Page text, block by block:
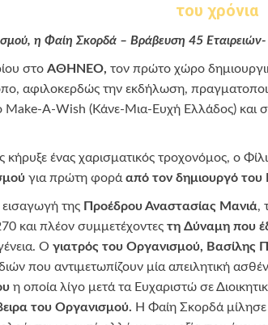
του χρόνια
η Φαίη Σκορδά – Βράβευση 45
στο ΑΘΗΝΕΟ, τον πρώτο χώρο
αφιλοκερδώς την εκδήλωση,
Make-A-Wish (Κάνε-Μια-Ευχή Ελλάδος) και
ένας χαρισματικός τροχονόμος, ο
για πρώτη φορά από τον δημιουργό του
εισαγωγή της Προέδρου Αναστασίας Μανιά,
και πλέον συμμετέχοντες τη Δύναμη που
Ο γιατρός του Οργανισμού, Βασίλης
που αντιμετωπίζουν μία απειλητική
η οποία λίγο μετά τα Ευχαριστώ σε
του Οργανισμού. Η Φαίη Σκορδά μίλησε